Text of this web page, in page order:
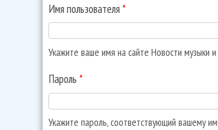
Имя пользователя *
Укажите ваше имя на сайте Новости музыки
Пароль *
Укажите пароль, соответствующий вашему